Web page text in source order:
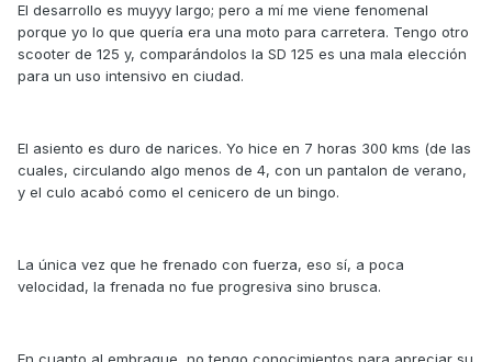
El desarrollo es muyyy largo; pero a mí me viene fenomenal
porque yo lo que quería era una moto para carretera. Tengo otro
scooter de 125 y, comparándolos la SD 125 es una mala elección
para un uso intensivo en ciudad.
El asiento es duro de narices. Yo hice en 7 horas 300 kms (de las
cuales, circulando algo menos de 4, con un pantalon de verano,
y el culo acabó como el cenicero de un bingo.
La única vez que he frenado con fuerza, eso sí, a poca
velocidad, la frenada no fue progresiva sino brusca.